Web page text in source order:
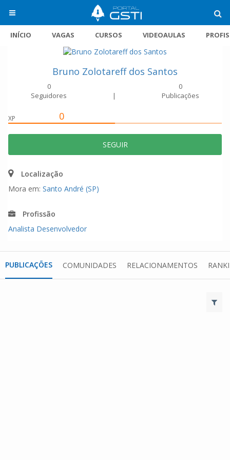
INÍCIO VAGAS CURSOS VIDEOAULAS
Bruno Zolotareff dos Santos
0
Seguidores
|
0
Publicações
XP 0
SEGUIR
Localização
Mora em: Santo André (SP)
Profissão
Analista Desenvolvedor
PUBLICAÇÕES COMUNIDADES RELACIONAMENTOS